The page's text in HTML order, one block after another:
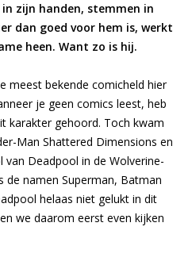
zijn handen, stemmen in
dan goed voor hem is, werkt
heen. Want zo is hij.
meest bekende comicheld hier
je geen comics leest, heb
karakter gehoord. Toch kwam
Man Shattered Dimensions en
van Deadpool in de Wolverine-
de namen Superman, Batman
helaas niet gelukt in dit
we daarom eerst even kijken